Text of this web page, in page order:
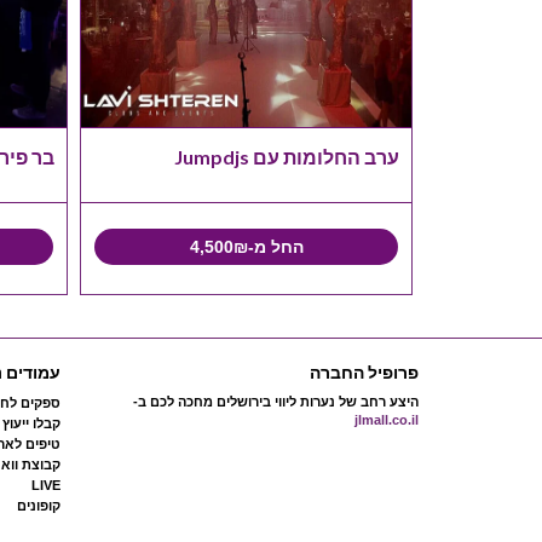
ערב החלומות עם Jumpdjs
החל מ-4,500₪
בר
פרופיל החברה
היצע רחב של נערות ליווי בירושלים מחכה לכם ב-
jlmall.co.il
עמודים
ספקים
קבלו
טיפים
קבוצת
LIVE
קופונים